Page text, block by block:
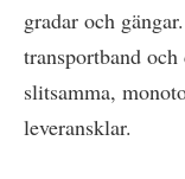
gradar och
transportband
slitsamma,
leveransklar.